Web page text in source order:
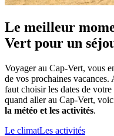
Le meilleur
Vert pour un
Voyager au Cap-Vert, vous
de vos prochaines
faut choisir les dates de
quand aller au Cap-Vert,
la météo et les activités.
Le climatLes activités